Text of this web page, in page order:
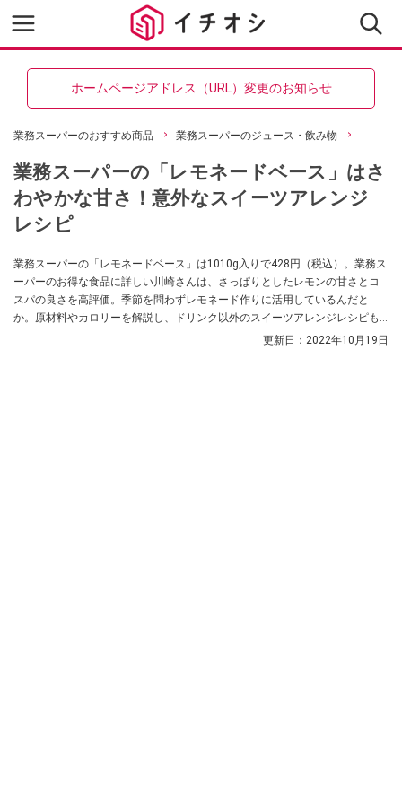
ホームページアドレス（URL）変更のお知らせ
業務スーパーのおすすめ商品 業務スーパーのジュース・飲み物
業務スーパーの「レモネードベース」はさ
わやかな甘さ！意外なスイーツアレンジ
レシピ
業務スーパーの「レモネードベース」は1010g入りで428円（税込）。業務ス
ーパーのお得な食品に詳しい川崎さんは、さっぱりとしたレモンの甘さとコ
スパの良さを高評価。季節を問わずレモネード作りに活用しているんだと
か。原材料やカロリーを解説し、ドリンク以外のスイーツアレンジレシピも2
更新日： 2022年10月19日